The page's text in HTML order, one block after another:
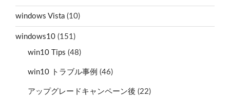
windows Vista (10)
windows10 (151)
win10 Tips (48)
win10 トラブル事例 (46)
アップグレードキャンペーン後 (22)